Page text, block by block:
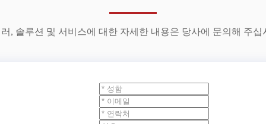
, 솔루션 및 서비스에 대한 자세한 내용은 당사에 문의해 주십